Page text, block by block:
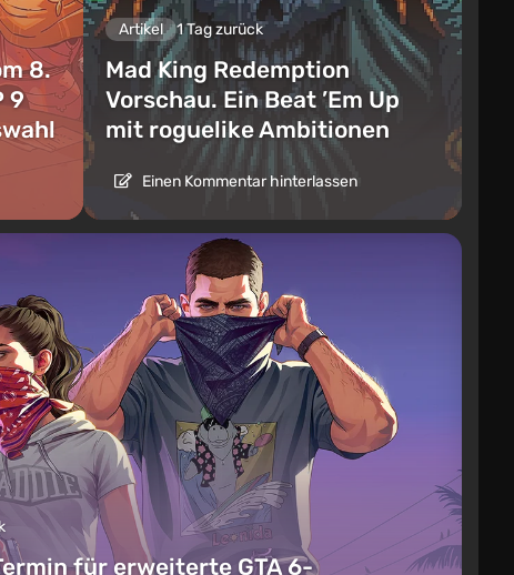
8.
9
Artikel 1 Tag zurück
Mad King Redemption
Vorschau. Ein Beat ’Em Up
mit roguelike Ambitionen
Einen Kommentar hinterlassen
für erweiterte GTA 6-